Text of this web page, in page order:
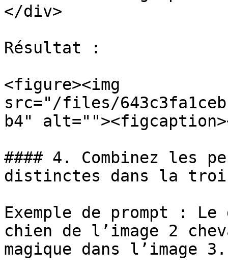
</div>
Résultat :
<figure><img
src="/files/
b4"
#### 4. Combinez les
distinctes dans la
Exemple de prompt :
chien de l’image 2
magique dans l’image 3.